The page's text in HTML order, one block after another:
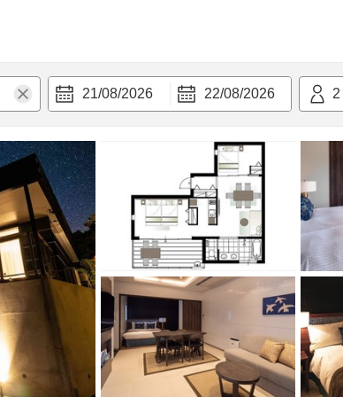
21/08/2026 22/08/2026 2